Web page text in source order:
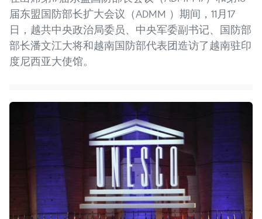
届东盟国防部长扩大会议（ADMM ）期间，11月17
日，越共中央政治局委员、中央军委副书记、国防部
部长潘文江大将和越南国防部代表团造访了越南驻印
度尼西亚大使馆。